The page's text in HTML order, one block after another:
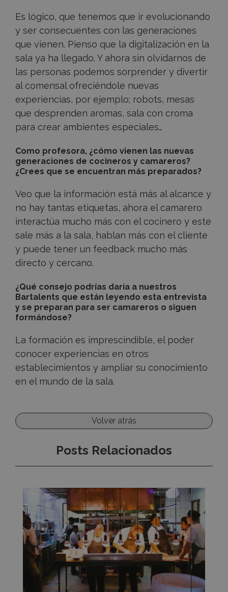
Es lógico, que tenemos que ir evolucionando
y ser consecuentes con las generaciones
que vienen. Pienso que la digitalización en la
sala ya ha llegado. Y ahora sin olvidarnos de
las personas podemos sorprender y divertir
al comensal ofreciéndole nuevas
experiencias, por ejemplo; robots, mesas
que desprenden aromas, sala con croma
para crear ambientes especiales…
Como profesora, ¿cómo vienen las nuevas
generaciones de cocineros y camareros?
¿Crees que se encuentran más preparados?
Veo que la información está más al alcance y
no hay tantas etiquetas, ahora el camarero
interactúa mucho más con el cocinero y este
sale más a la sala, hablan más con el cliente
y puede tener un feedback mucho más
directo y cercano.
¿Qué consejo podrías daría a nuestros
Bartalents que están leyendo esta entrevista
y se preparan para ser camareros o siguen
formándose?
La formación es imprescindible, el poder
conocer experiencias en otros
establecimientos y ampliar su conocimiento
en el mundo de la sala.
Volver atrás
Posts Relacionados
consejos
para
elegir
staff
perfecto